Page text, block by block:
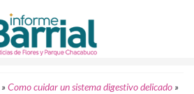
»Como cuidar un sistema digestivo delicado »